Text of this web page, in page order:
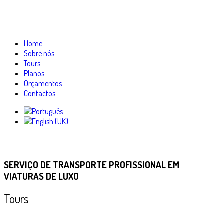
Home
Sobre nós
Tours
Planos
Orçamentos
Contactos
SERVIÇO DE TRANSPORTE PROFISSIONAL EM
VIATURAS DE LUXO
Tours